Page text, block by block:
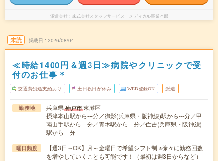
派遣会社 株式会社スタッフサービス メディカル事業本部
未読 掲載日 2026/08/04
≪時給1400円＆週3日≫病院やクリニックで受
付のお仕事＊
交通費別途支給あり 土日祝日が休み WEB登録OK 派遣
勤務地 兵庫県神戸市東灘区
摂津本山駅から---分／御影(兵庫県・阪神線)駅から---分／甲
南山手駅から---分／青木駅から---分／住吉(兵庫県・阪神線)
駅から---分
曜日頻度
【週3日～OK】月～金曜日で希望シフト制 ※徐々に勤務回数
を増やしていくことも可能です！（最初は週3日からなど）